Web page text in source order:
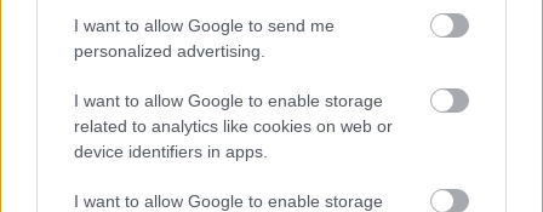
I want to allow Google to send me
personalized advertising.
I want to allow Google to enable storage
related to analytics like cookies on web or
device identifiers in apps.
I want to allow Google to enable storage